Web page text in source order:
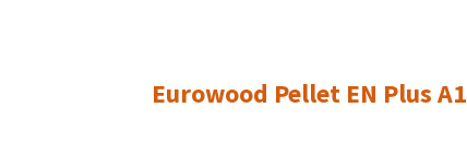
Eurowood Pellet EN Plus A1